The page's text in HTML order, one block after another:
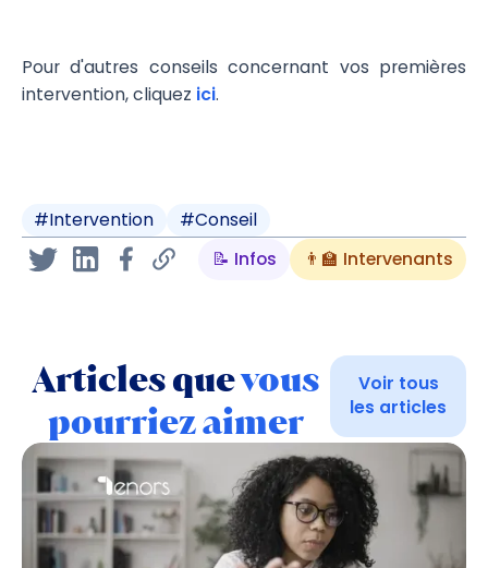
Pour d'autres conseils concernant vos premières
intervention, cliquez ici.
#Intervention #Conseil
📝 Infos
👨‍🏫 Intervenants
Articles quevous
pourriez aimer
Voir tous
les articles